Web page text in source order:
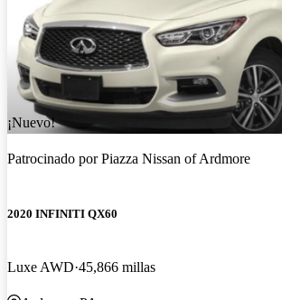
¡Nuevo!
Patrocinado porPiazza Nissan of Ardmore
2020 INFINITI QX60
Luxe AWD 45,866 millas